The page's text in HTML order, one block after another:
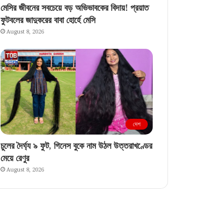
মেসির জীবনের সবচেয়ে বড় অভিভাবকের বিদায়! প্রয়াত
ফুটবলের জাদুকরের বাবা হোর্হে মেসি
August 8, 2026
দেশ
চুলের দৈর্ঘ্য ৯ ফুট, গিনেস বুকে নাম উঠল উত্তরাখণ্ডের
মেয়ে রেণুর
August 8, 2026